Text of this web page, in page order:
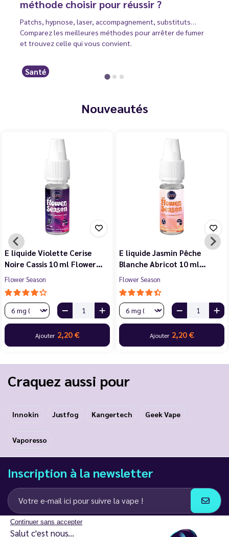
Continuer sans accepter
Salut c'est nous...
méthode choisir pour réussir ?
Patchs, hypnose, laser, accompagnement, substituts…
Comparez les meilleures méthodes pour arrêter de fumer
et trouvez celle qui vous convient.
Santé
Nouveautés
E liquide Violette Cerise
Noire Cassis 10 ml Flower…
Flower Season
Ajouter 2,20 €
E liquide Jasmin Pêche
Blanche Abricot 10 ml…
Flower Season
Ajouter 2,20 €
Craquez aussi pour
Innokin Justfog Kangertech Geek Vape
Vaporesso
Inscription à la newsletter
J’accepte de recevoir des communications e-mail et SMS de la part de
LD Groupe